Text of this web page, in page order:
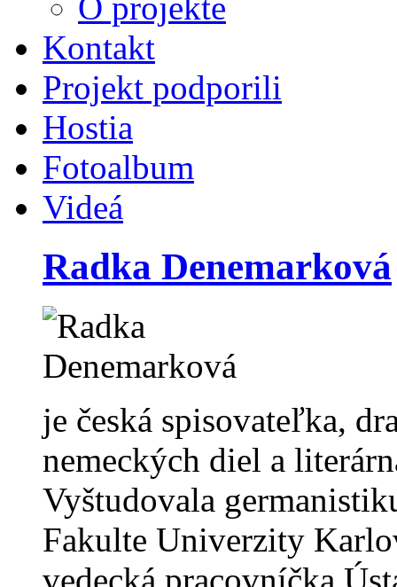
Kontakt
Projekt podporili
Hostia
Fotoalbum
Videá
Radka Denemarková
je česká spisovateľka,
nemeckých diel a
Vyštudovala
Fakulte Univerzity
vedecká pracovníčka